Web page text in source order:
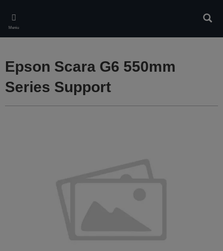
main
content
Meniu
Epson Scara G6 550mm
Series Support